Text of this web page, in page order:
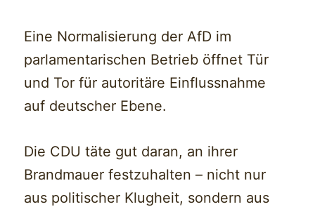
Eine Normalisierung der AfD im
parlamentarischen Betrieb öffnet Tür
und Tor für autoritäre Einflussnahme
auf deutscher Ebene.
Die CDU täte gut daran, an ihrer
Brandmauer festzuhalten – nicht nur
aus politischer Klugheit, sondern aus